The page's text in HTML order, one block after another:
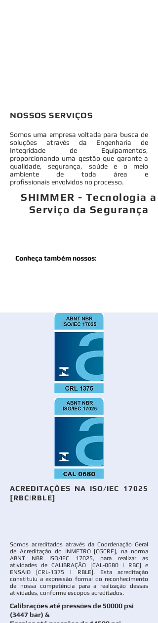
NOSSOS SERVIÇOS
Somos uma empresa voltada para busca de
soluções através da Engenharia de
Integridade de Equipamentos,
proporcionando uma gestão que garante a
qualidade, segurança, saúde e o meio
ambiente de toda área e
profissionais envolvidos no processo.
SHIMMER - Tecnologia a
Serviço da Segurança
Conheça também nossos:
ACREDITAÇÕES NA ISO/IEC 17025
[RBC|RBLE]
Somos acreditados através da Coordenação Geral
de Acreditação do INMETRO [CGCRE], na norma
ABNT NBR ISO/IEC 17025, para realizar as
atividades de CALIBRAÇÃO [CAL-0680 | RBC] e
ENSAIO [CRL-1375 | RBLE]. Esta acreditação
constituiu a expressão formal do reconhecimento
de nossa competência para a realização dessas
atividades, conforme escopos acreditados.
Calibrações até pressões de 50000 psi
(3447 bar) &